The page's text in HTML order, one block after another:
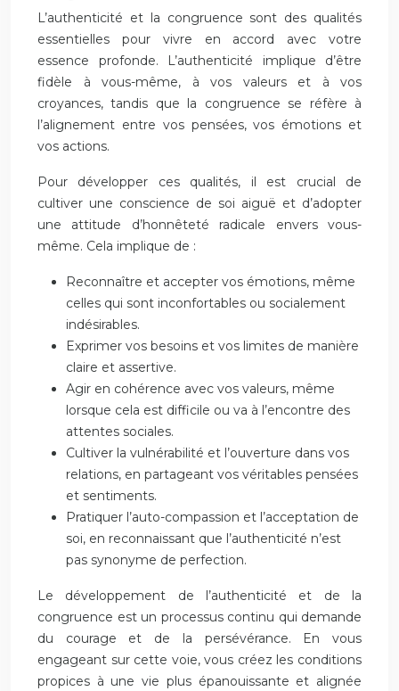
L’authenticité et la congruence sont des qualités
essentielles pour vivre en accord avec votre
essence profonde. L’authenticité implique d’être
fidèle à vous-même, à vos valeurs et à vos
croyances, tandis que la congruence se réfère à
l’alignement entre vos pensées, vos émotions et
vos actions.
Pour développer ces qualités, il est crucial de
cultiver une conscience de soi aiguë et d’adopter
une attitude d’honnêteté radicale envers vous-
même. Cela implique de :
Reconnaître et accepter vos émotions, même
celles qui sont inconfortables ou socialement
indésirables.
Exprimer vos besoins et vos limites de manière
claire et assertive.
Agir en cohérence avec vos valeurs, même
lorsque cela est difficile ou va à l’encontre des
attentes sociales.
Cultiver la vulnérabilité et l’ouverture dans vos
relations, en partageant vos véritables pensées
et sentiments.
Pratiquer l’auto-compassion et l’acceptation de
soi, en reconnaissant que l’authenticité n’est
pas synonyme de perfection.
Le développement de l’authenticité et de la
congruence est un processus continu qui demande
du courage et de la persévérance. En vous
engageant sur cette voie, vous créez les conditions
propices à une vie plus épanouissante et alignée